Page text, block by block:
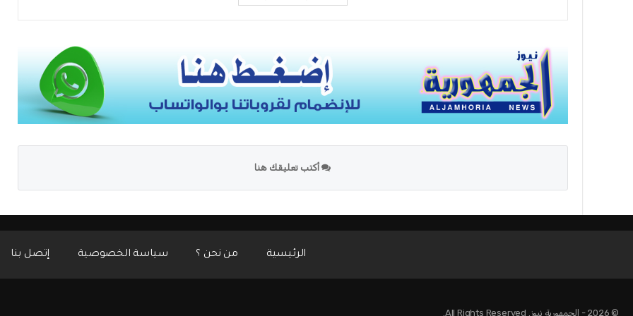
أكتب تعليقك هنا
الرئيسية من نحن ؟ سياسة الخصوصية إتصل بنا
© 2026 - الجمهورية نيوز. All Rights Reserved.